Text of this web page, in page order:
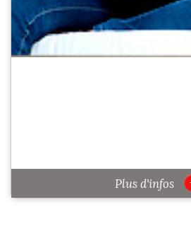
Plus d'infos